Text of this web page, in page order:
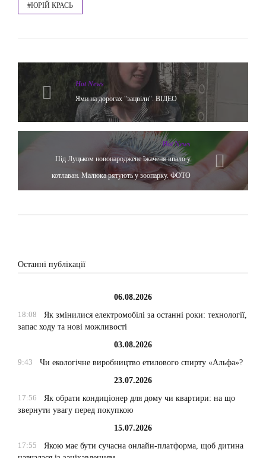
#ЮРІЙ КРАСЬ
Hot News
Ями на дорогах "зацвіли". ВІДЕО
Hot News
Під Луцьком новонароджене їжаченя впало у
котлаван. Малюка рятують у зоопарку. ФОТО
Останні публікації
06.08.2026
18:08
Як змінилися електромобілі за останні роки: технології,
запас ходу та нові можливості
03.08.2026
9:43
Чи екологічне виробництво етилового спирту «Альфа»?
23.07.2026
17:56
Як обрати кондиціонер для дому чи квартири: на що
звернути увагу перед покупкою
15.07.2026
17:55
Якою має бути сучасна онлайн-платформа, щоб дитина